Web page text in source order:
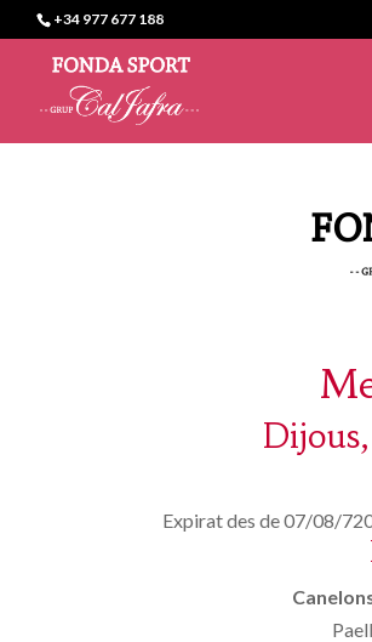
+34 977 677 188
Expirat des de 07/08/